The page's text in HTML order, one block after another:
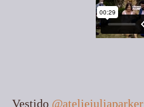
Vestido @ateliejuliaparker